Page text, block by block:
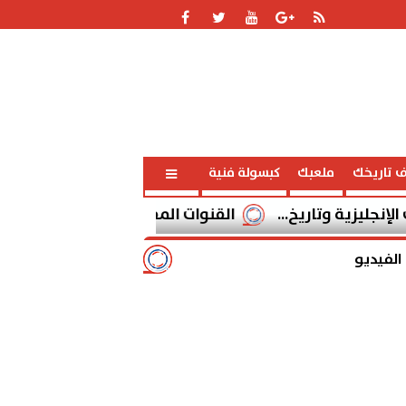
تاريخك ملعبك كبسولة فنية
القنوات المفتوحة الناقلة لمباراة برشلونة وسيلتا وتاريخ...
الفيديو